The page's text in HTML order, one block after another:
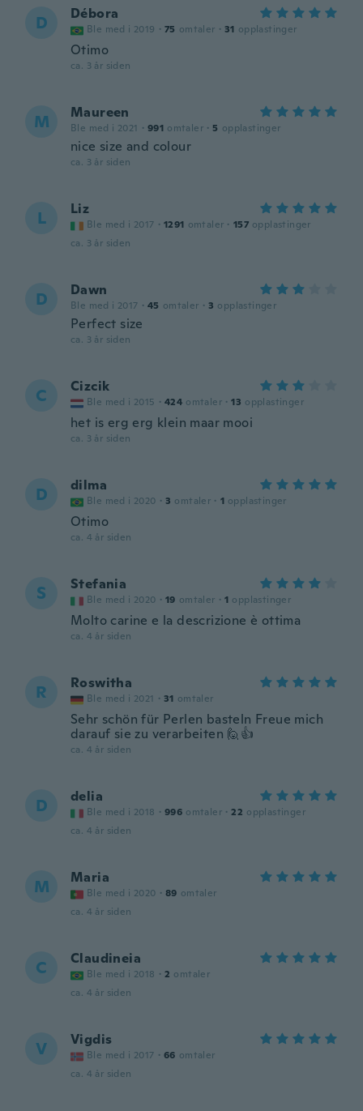
D Débora
Ble med i 2019 · 75 omtaler · 31 opplastinger
Otimo
ca. 3 år siden
M Maureen
Ble med i 2021 · 991 omtaler · 5 opplastinger
nice size and colour
ca. 3 år siden
L Liz
Ble med i 2017 · 1291 omtaler · 157 opplastinger
ca. 3 år siden
D Dawn
Ble med i 2017 · 45 omtaler · 3 opplastinger
Perfect size
ca. 3 år siden
C Cizcik
Ble med i 2015 · 424 omtaler · 13 opplastinger
het is erg erg klein maar mooi
ca. 3 år siden
D dilma
Ble med i 2020 · 3 omtaler · 1 opplastinger
Otimo
ca. 4 år siden
S Stefania
Ble med i 2020 · 19 omtaler · 1 opplastinger
Molto carine e la descrizione è ottima
ca. 4 år siden
R Roswitha
Ble med i 2021 · 31 omtaler
Sehr schön für Perlen basteln Freue mich
darauf sie zu verarbeiten 🙋👍
ca. 4 år siden
D delia
Ble med i 2018 · 996 omtaler · 22 opplastinger
ca. 4 år siden
M Maria
Ble med i 2020 · 89 omtaler
ca. 4 år siden
C Claudineia
Ble med i 2018 · 2 omtaler
ca. 4 år siden
V Vigdis
Ble med i 2017 · 66 omtaler
ca. 4 år siden